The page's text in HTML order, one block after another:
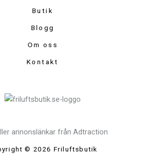
Butik
Blogg
Om oss
Kontakt
annonslänkar från Adtraction
© 2026 Friluftsbutik